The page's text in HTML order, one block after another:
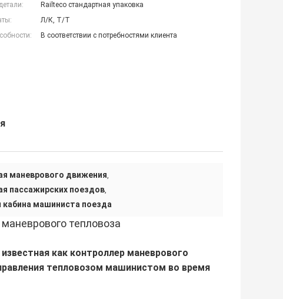
Railteco стандартная упаковка
Л/К, Т/Т
В соответствии с потребностями клиента
маневрового движения,
пассажирских поездов,
машиниста поезда
тепловоза
как контроллер маневрового
тепловозом машинистом во время